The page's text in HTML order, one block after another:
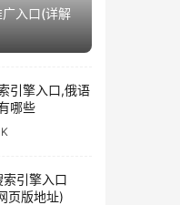
入口(详解
引擎入口,俄语
哪些
引擎入口
页版地址)